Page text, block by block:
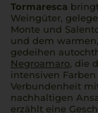
Tormaresca
Weingüter,
Monte und
und dem
gedeihen
Negroamaro, die
intensiven Farben
Verbundenheit
nachhaltigen
erzählt eine